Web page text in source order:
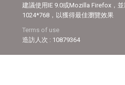
建議使用IE 9.0或Mozilla Firefox，
1024*768，以獲得最佳瀏覽效果
Terms of use
造訪人次 : 10879364